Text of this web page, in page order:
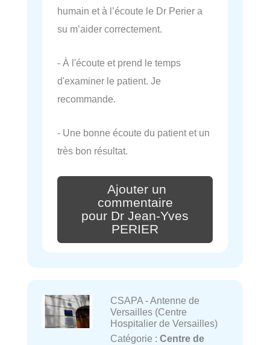
humain et à l’écoute le Dr Perier a
su m’aider correctement.
- À l'écoute et prend le temps
d'examiner le patient. Je
recommande.
- Une bonne écoute du patient et un
très bon résultat.
Ajouter un
commentaire
pour Dr Jean-Yves
PERIER
CSAPA - Antenne de
Versailles (Centre
Hospitalier de Versailles)
Catégorie : Centre de